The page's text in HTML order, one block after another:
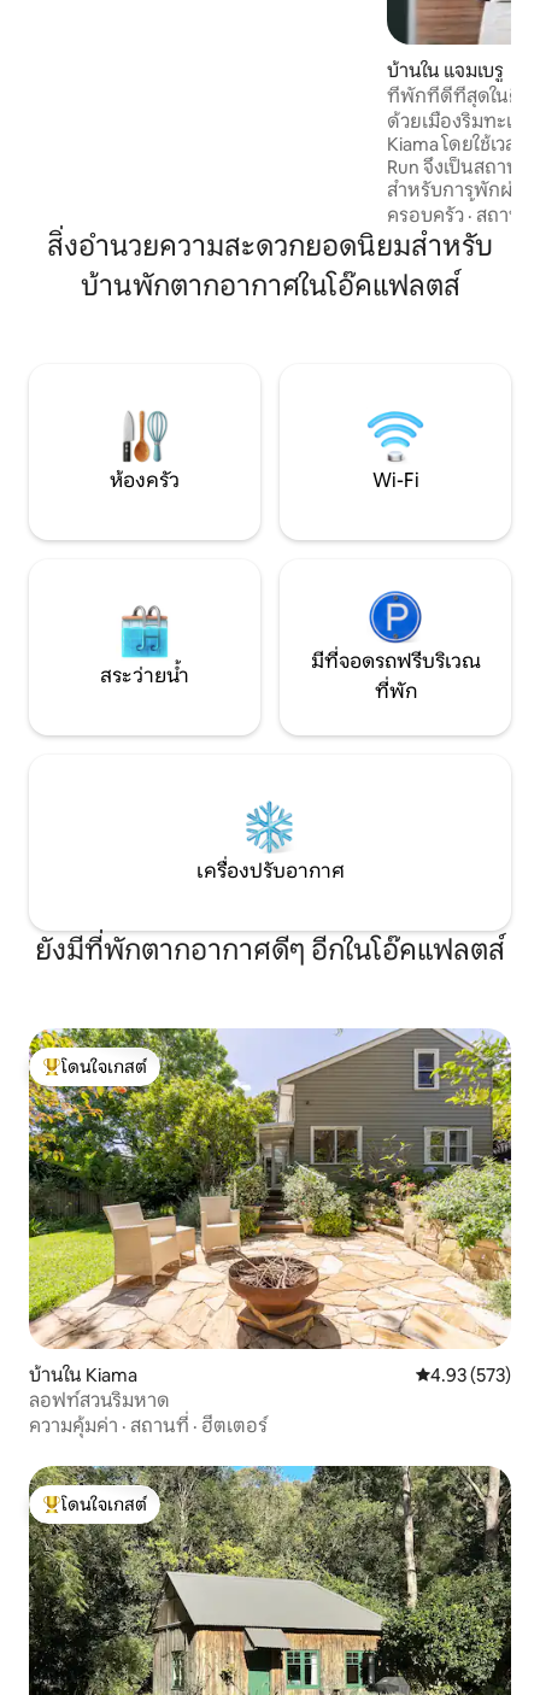
บ้านใน แจมเบรู
ที่พักที่ดีที่สุดในคิอ
เห็นใน Aust
ด้วยเมืองริมทะเล
Kiama โดยใช้เวลา
Run จึงเป็นสถา
สำหรับการพักผ่อ
คลายและฟื้นฟู ด้
เยี่ยมวิวน้ำไปยังวิ
ทางตะวันตกคุณจ
ของโลก - เพลิดเ
คลายมีอะไรให้คุณ
ครอบครัว · สถานที่
สิ่งอำนวยความสะดวกยอดนิยมสำหรับ
บ้านพักตากอากาศในโอ๊คแฟลตส์
ห้องครัว Wi-Fi
สระว่ายน้ำ
มีที่จอดรถฟรีบริเวณ
ที่พัก
เครื่องปรับอากาศ
ยังมีที่พักตากอากาศดีๆ อีกในโอ๊คแฟลตส์
โดนใจเกสต์ที่สุด
โดนใจเกสต์
บ้านใน Kiama คะแนนเฉลี่ย
4.93 (573)
ลอฟท์สวนริมหาด
ความคุ้มค่า · สถานที่ · ฮีตเตอร์
โดนใจเกสต์ที่สุด
โดนใจเกสต์